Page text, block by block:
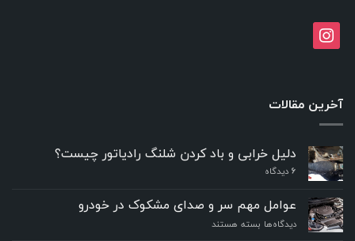
instagram
آخرین مقالات
دلیل خرابی و باد کردن شلنگ رادیاتور چیست؟
6 دیدگاه
عوامل مهم سر و صدای مشکوک در خودرو
دیدگاه‌ها برای
بسته هستند